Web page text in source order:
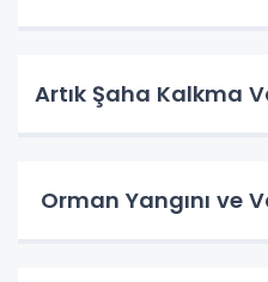
Artık Şaha Kalkma
Orman Yangını ve